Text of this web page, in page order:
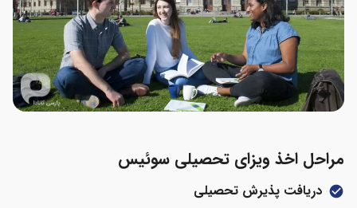
مراحل اخذ ویزای تحصیلی سوئیس
check_circle دریافت پذیرش تحصیلی